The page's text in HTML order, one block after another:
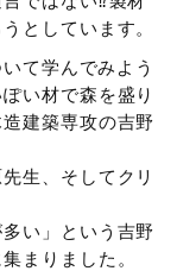
としています。
て学んでみよう
い材で森を盛り
建築専攻の吉野
生、そしてクリ
い」という吉野
まりました。